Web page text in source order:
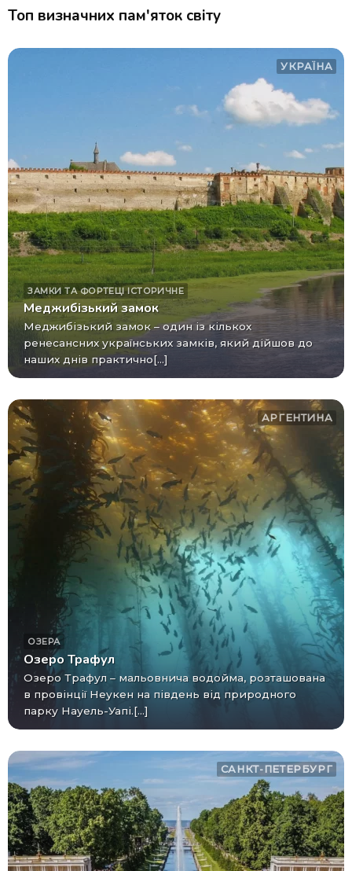
Топ визначних пам'яток світу
УКРАЇНА
ЗАМКИ ТА ФОРТЕЦІ ІСТОРИЧНЕ
Меджибізький замок
Меджибізький замок – один із кількох
ренесансних українських замків, який дійшов до
наших днів практично[...]
АРГЕНТИНА
ОЗЕРА
Озеро Трафул
Озеро Трафул – мальовнича водойма, розташована
в провінції Неукен на південь від природного
парку Науель-Уапі.[...]
САНКТ-ПЕТЕРБУРГ